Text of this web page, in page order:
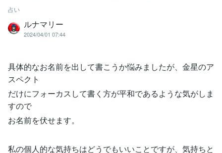
占い
ルナマリー
2024/04/01 07:44
具体的なお名前を出して書こうか悩みましたが、金星のア
スペクト
だけにフォーカスして書く方が平和であるような気がしま
すので
お名前を伏せます。
私の個人的な気持ちはどうでもいいことですが、気持ちと